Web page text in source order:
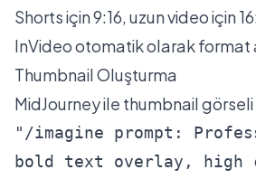
Shorts için 9:16, uzun video için
InVideo otomatik olarak format
Thumbnail Oluşturma
MidJourney ile thumbnail
"/imagine prompt:
bold text overlay, high